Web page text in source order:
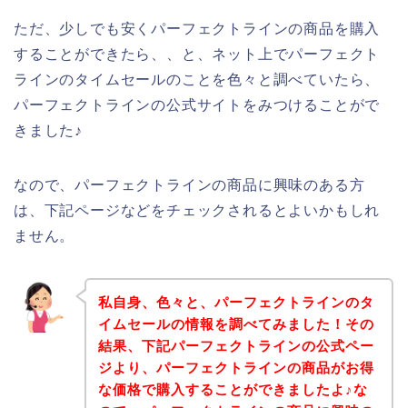
ただ、少しでも安くパーフェクトラインの商品を購入
することができたら、、と、ネット上でパーフェクト
ラインのタイムセールのことを色々と調べていたら、
パーフェクトラインの公式サイトをみつけることがで
きました♪
なので、パーフェクトラインの商品に興味のある方
は、下記ページなどをチェックされるとよいかもしれ
ません。
私自身、色々と、パーフェクトラインのタ
イムセールの情報を調べてみました！その
結果、下記パーフェクトラインの公式ペー
ジより、パーフェクトラインの商品がお得
な価格で購入することができましたよ♪な